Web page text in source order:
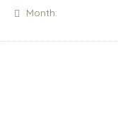
Month: